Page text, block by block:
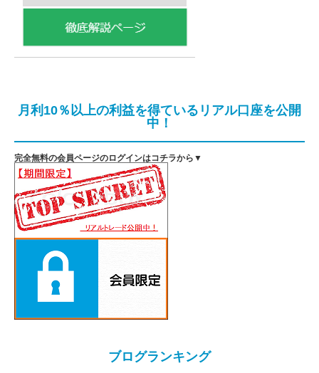
月利10％以上の利益を得ているリアル口座を公開
中！
完全無料の会員ページのログインはコチラから▼
ブログランキング